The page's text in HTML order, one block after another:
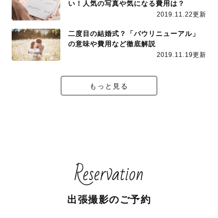
い！人気の写真や気になる費用は？
2019.11.22更新
二度目の結婚式？「バウリニューアル」
の意味や費用など徹底解説
2019.11.19更新
もっと見る
Reservation
出張撮影のご予約